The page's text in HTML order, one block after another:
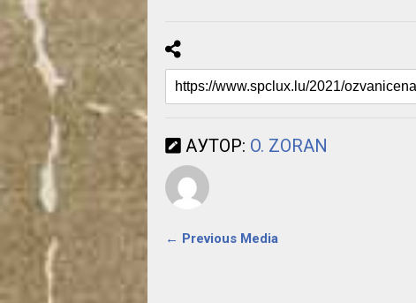
АУТОР: O. ZORAN
← Previous Media